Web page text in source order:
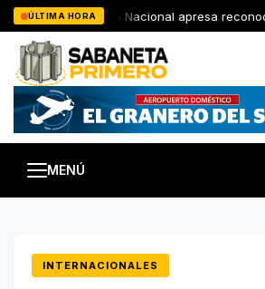
Saltar
al
contenido
ÚLTIMA HORAPolicía Nacional apresa
MENÚ
INTERNACIONALES